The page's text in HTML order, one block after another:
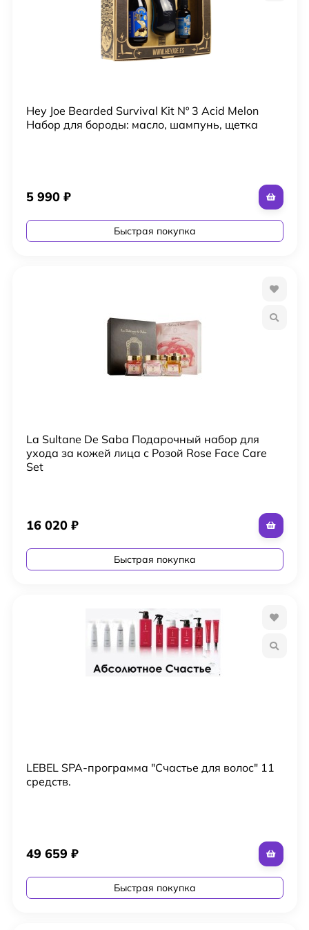
Hey Joe Bearded Survival Kit Nº 3 Acid Melon
Набор для бороды: масло, шампунь, щетка
5 990 ₽
Быстрая покупка
La Sultanе De Saba Подарочный набор для
ухода за кожей лица с Розой Rose Face Care
Set
16 020 ₽
Быстрая покупка
LEBEL SPA-программа "Счастье для волос" 11
средств.
49 659 ₽
Быстрая покупка